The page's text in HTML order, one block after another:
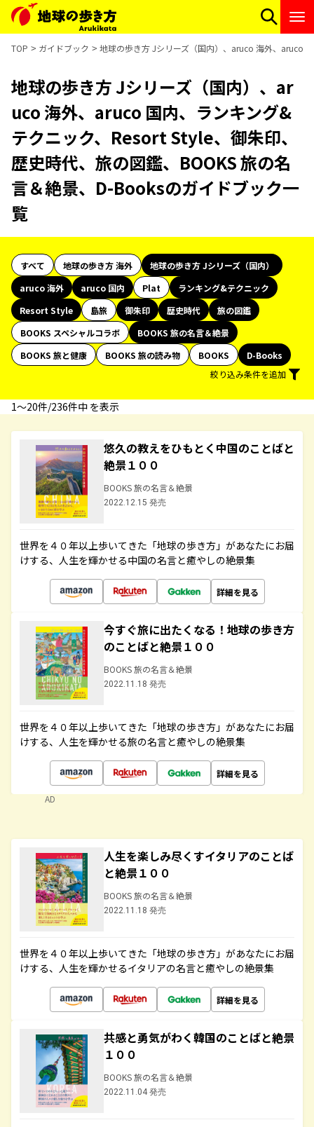
TOP ガイドブック 地球の歩き方 Jシリーズ（国内）、aruco 海外、aruco
地球の歩き方 Jシリーズ（国内）、ar
uco 海外、aruco 国内、ランキング&
テクニック、Resort Style、御朱印、
歴史時代、旅の図鑑、BOOKS 旅の名
言＆絶景、D-Booksのガイドブック一
覧
すべて 地球の歩き方 海外
地球の歩き方 Jシリーズ（国内）
aruco 海外
aruco 国内 Plat
ランキング&テクニック
Resort Style
島旅 御朱印 歴史時代
旅の図鑑
BOOKS スペシャルコラボ
BOOKS 旅の名言＆絶景
BOOKS 旅と健康
BOOKS 旅の読み物 BOOKS
D-Books
絞り込み条件を追加
1〜20件/236件中 を表示
悠久の教えをひもとく中国のことばと
絶景１００
BOOKS 旅の名言＆絶景
2022.12.15 発売
世界を４０年以上歩いてきた「地球の歩き方」があなたにお届
けする、人生を輝かせる中国の名言と癒やしの絶景集
詳細を見る
今すぐ旅に出たくなる！地球の歩き方
のことばと絶景１００
BOOKS 旅の名言＆絶景
2022.11.18 発売
世界を４０年以上歩いてきた「地球の歩き方」があなたにお届
けする、人生を輝かせる旅の名言と癒やしの絶景集
詳細を見る
AD
人生を楽しみ尽くすイタリアのことば
と絶景１００
BOOKS 旅の名言＆絶景
2022.11.18 発売
世界を４０年以上歩いてきた「地球の歩き方」があなたにお届
けする、人生を輝かせるイタリアの名言と癒やしの絶景集
詳細を見る
共感と勇気がわく韓国のことばと絶景
１００
BOOKS 旅の名言＆絶景
2022.11.04 発売